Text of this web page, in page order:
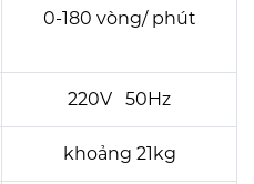
0-180 vòng/ phút
220V 50Hz
khoảng 21kg